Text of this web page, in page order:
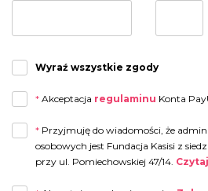
Wyraź wszystkie zgody
* Akceptacja regulaminu Konta
* Przyjmuję do wiadomości, że
osobowych jest Fundacja Kasisi z
przy ul. Pomiechowskiej 47/14.
Przyjmuję do wiadomości, że administratorem